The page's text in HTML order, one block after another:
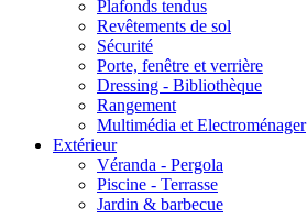
Plafonds tendus
Revêtements de sol
Sécurité
Porte, fenêtre et verrière
Dressing - Bibliothèque
Rangement
Multimédia et Electroménager
Extérieur
Véranda - Pergola
Piscine - Terrasse
Jardin & barbecue